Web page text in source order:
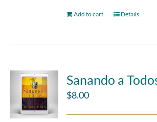
Add to cart Details
Sanando a
$8.00